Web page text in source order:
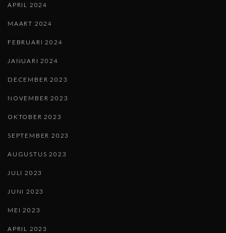
APRIL 2024
MAART 2024
FEBRUARI 2024
JANUARI 2024
DECEMBER 2023
NOVEMBER 2023
OKTOBER 2023
SEPTEMBER 2023
AUGUSTUS 2023
JULI 2023
JUNI 2023
MEI 2023
APRIL 2023